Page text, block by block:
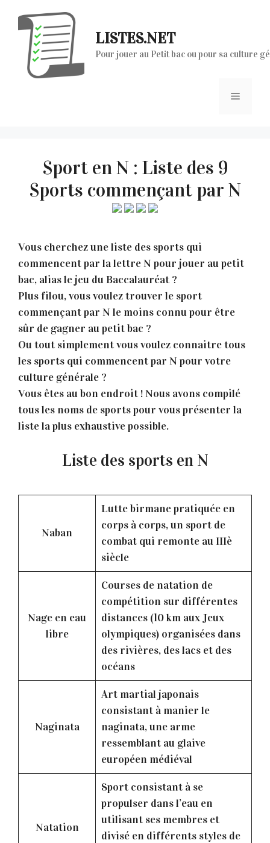
contenu
LISTES.NET
Pour jouer au Petit bac ou pour sa culture
Menu
Sport en N : Liste des 9
Sports commençant par N
Vous cherchez une liste des sports qui
commencent par la lettre N pour jouer au petit
bac, alias le jeu du Baccalauréat ?
Plus filou, vous voulez trouver le sport
commençant par N le moins connu pour être
sûr de gagner au petit bac ?
Ou tout simplement vous voulez connaitre tous
les sports qui commencent par N pour votre
culture générale ?
Vous êtes au bon endroit ! Nous avons compilé
tous les noms de sports pour vous présenter la
liste la plus exhaustive possible.
Liste des sports en N
Naban
Lutte birmane pratiquée en
corps à corps, un sport de
combat qui remonte au IIIè
siècle
Nage en eau
libre
Courses de natation de
compétition sur différentes
distances (10 km aux Jeux
olympiques) organisées dans
des rivières, des lacs et des
océans
Naginata
Art martial japonais
consistant à manier le
naginata, une arme
ressemblant au glaive
européen médiéval
Natation
Sport consistant à se
propulser dans l’eau en
utilisant ses membres et
divisé en différents styles de